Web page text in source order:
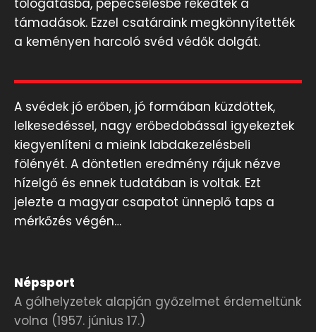
támadások. Ezzel csatáraink megkönnyítették
a keményen harcoló svéd védők dolgát.
A svédek jó erőben, jó formában küzdöttek,
lelkesedéssel, nagy erőbedobással igyekeztek
kiegyenlíteni a mieink labdakezelésbeli
fölényét. A döntetlen eredmény rájuk nézve
hízelgő és ennek tudatában is voltak. Ezt
jelezte a magyar csapatot ünneplő taps a
mérkőzés végén…
Népsport
A gólhelyzetek alapján győzelmet érdemeltünk
volna (1957. június 17.)